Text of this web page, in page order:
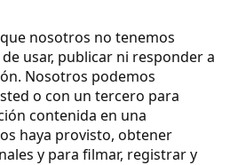
nosotros no tenemos
usar, publicar ni responder a
Nosotros podemos
o con un tercero para
contenida en una
haya provisto, obtener
y para filmar, registrar y